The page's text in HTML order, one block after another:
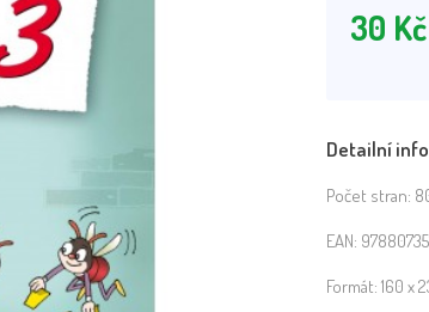
30 Kč
Detailní
Počet stran:
EAN:
Formát: 160 x